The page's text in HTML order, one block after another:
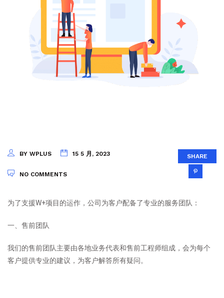
BY WPLUS 15 5 月, 2023
NO COMMENTS
SHARE
为了支援W+项目的运作，公司为客户配备了专业的服务团队：
一、售前团队
我们的售前团队主要由各地业务代表和售前工程师组成，会为每个
客户提供专业的建议，为客户解答所有疑问。